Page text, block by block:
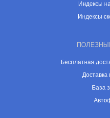
Индексы
Индексы
Бесплатная
Доставка
База